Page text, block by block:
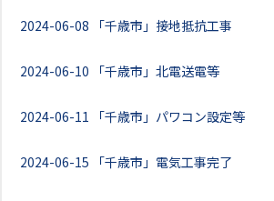
2024-06-08 「千歳市」接地抵抗工事
2024-06-10 「千歳市」北電送電等
2024-06-11 「千歳市」パワコン設定等
2024-06-15 「千歳市」電気工事完了